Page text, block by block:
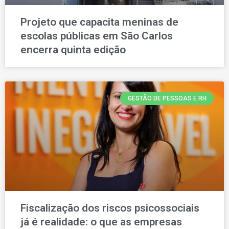
Projeto que capacita meninas de
escolas públicas em São Carlos
encerra quinta edição
GESTÃO DE PESSOAS E RH
Fiscalização dos riscos psicossociais
já é realidade: o que as empresas